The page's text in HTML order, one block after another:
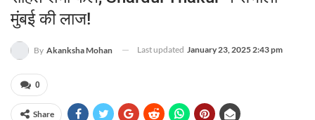
मुंबई की लाज!
By Akanksha Mohan Last updated January 23, 2025 2:43 pm
0
Share